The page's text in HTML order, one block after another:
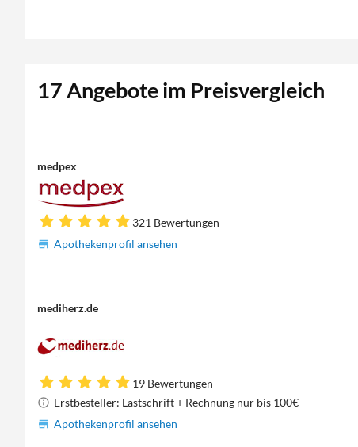
17 Angebote im Preisvergleich
medpex
321 Bewertungen
Apothekenprofil ansehen
mediherz.de
19 Bewertungen
Erstbesteller: Lastschrift + Rechnung nur bis 100€
Apothekenprofil ansehen